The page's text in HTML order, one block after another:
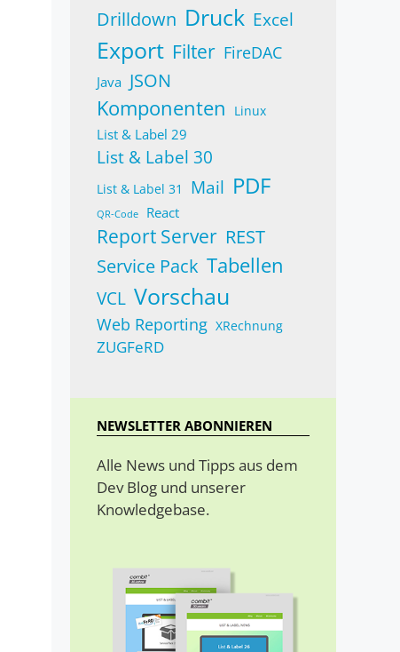
Drilldown Druck Excel
Export Filter FireDAC
Java JSON
Komponenten Linux
List & Label 29
List & Label 30
List & Label 31 Mail PDF
QR-Code React
Report Server REST
Service Pack Tabellen
VCL Vorschau
Web Reporting XRechnung
ZUGFeRD
NEWSLETTER ABONNIEREN
Alle News und Tipps aus dem
Dev Blog und unserer
Knowledgebase.